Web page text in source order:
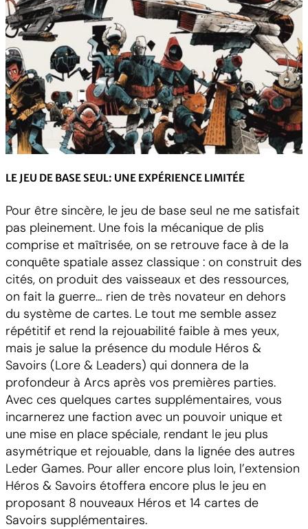
LE JEU DE BASE SEUL: UNE EXPÉRIENCE LIMITÉE
Pour être sincère, le jeu de base seul ne me satisfait
pas pleinement. Une fois la mécanique de plis
comprise et maîtrisée, on se retrouve face à de la
conquête spatiale assez classique : on construit des
cités, on produit des vaisseaux et des ressources,
on fait la guerre… rien de très novateur en dehors
du système de cartes. Le tout me semble assez
répétitif et rend la rejouabilité faible à mes yeux,
mais je salue la présence du module Héros &
Savoirs (Lore & Leaders) qui donnera de la
profondeur à Arcs après vos premières parties.
Avec ces quelques cartes supplémentaires, vous
incarnerez une faction avec un pouvoir unique et
une mise en place spéciale, rendant le jeu plus
asymétrique et rejouable, dans la lignée des autres
Leder Games. Pour aller encore plus loin, l’extension
Héros & Savoirs étoffera encore plus le jeu en
proposant 8 nouveaux Héros et 14 cartes de
Savoirs supplémentaires.